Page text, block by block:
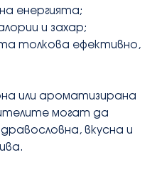
енергията;
и захар;
толкова ефективно,
или ароматизирана
могат да
вкусна и